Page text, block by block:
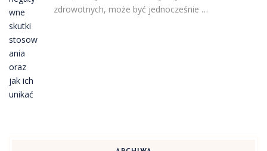
zdrowotnych, może być jednocześnie …